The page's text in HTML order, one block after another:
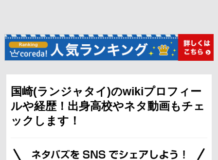
国崎(ランジャタイ)のwikiプロフィー
ルや経歴！出身高校やネタ動画もチェ
ックします！